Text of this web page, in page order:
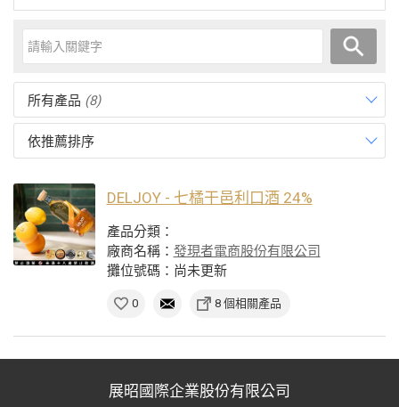
所有產品 (8)
依推薦排序
DELJOY - 七橘干邑利口酒 24%
產品分類：
廠商名稱： 發現者電商股份有限公司
攤位號碼：尚未更新
0 8 個相關產品
展昭國際企業股份有限公司